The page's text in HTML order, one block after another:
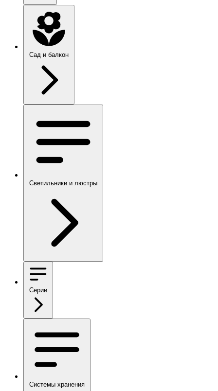
Сад и балкон
Светильники и люстры
Серии
Системы хранения